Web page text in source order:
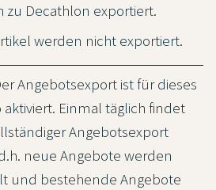
zu Decathlon exportiert.
werden nicht exportiert.
Angebotsexport ist für dieses
aktiviert. Einmal täglich findet
Angebotsexport
neue Angebote werden
und bestehende Angebote